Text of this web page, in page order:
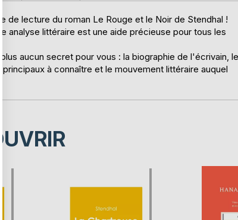
lecture du roman Le Rouge et le Noir de Stendhal !
analyse littéraire est une aide précieuse pour tous les
aucun secret pour vous : la biographie de l'écrivain, le
à connaître et le mouvement littéraire auquel